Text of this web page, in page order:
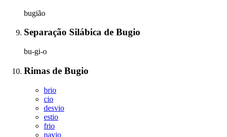
bugião
Separação Silábica de Bugio
bu-gi-o
Rimas de Bugio
brio
cio
desvio
estio
frio
navio